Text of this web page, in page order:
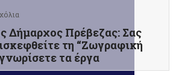
Δήμαρχος Πρέβεζας: Σας
τη “Ζωγραφική
τα έργα